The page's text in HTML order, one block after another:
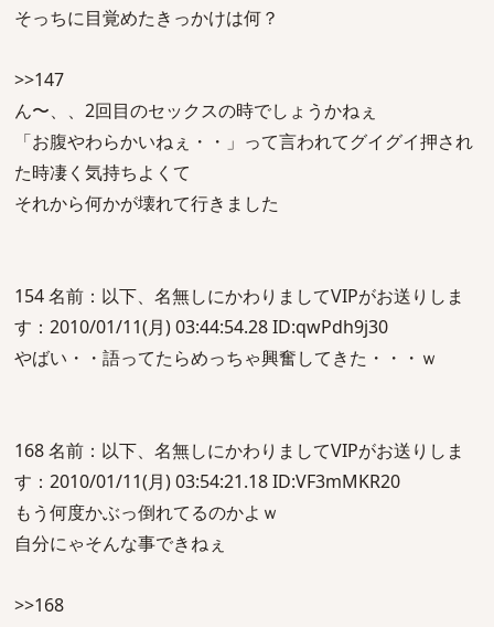
そっちに目覚めたきっかけは何？
>>147
ん〜、、2回目のセックスの時でしょうかねぇ
「お腹やわらかいねぇ・・」って言われてグイグイ押され
た時凄く気持ちよくて
それから何かが壊れて行きました
154 名前：以下、名無しにかわりましてVIPがお送りしま
す：2010/01/11(月) 03:44:54.28 ID:qwPdh9j30
やばい・・語ってたらめっちゃ興奮してきた・・・ｗ
168 名前：以下、名無しにかわりましてVIPがお送りしま
す：2010/01/11(月) 03:54:21.18 ID:VF3mMKR20
もう何度かぶっ倒れてるのかよｗ
自分にゃそんな事できねぇ
>>168